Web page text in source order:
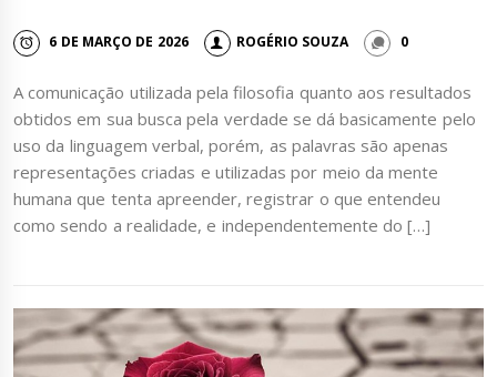
6 DE MARÇO DE 2026 ROGÉRIO SOUZA 0
A comunicação utilizada pela filosofia quanto aos resultados
obtidos em sua busca pela verdade se dá basicamente pelo
uso da linguagem verbal, porém, as palavras são apenas
representações criadas e utilizadas por meio da mente
humana que tenta apreender, registrar o que entendeu
como sendo a realidade, e independentemente do […]